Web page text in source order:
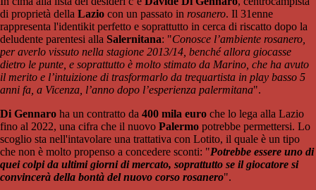
di proprietà della Lazio con un passato in rosanero. Il 31enne
rappresenta l'identikit perfetto e soprattutto in cerca di riscatto dopo la
deludente parentesi alla Salernitana: "Conosce l’ambiente rosanero,
per averlo vissuto nella stagione 2013/14, benché allora giocasse
dietro le punte, e soprattutto è molto stimato da Marino, che ha avuto
il merito e l’intuizione di trasformarlo da trequartista in play basso 5
anni fa, a Vicenza, l’anno dopo l’esperienza palermitana".
Di Gennaro ha un contratto da 400 mila euro che lo lega alla Lazio
fino al 2022, una cifra che il nuovo Palermo potrebbe permettersi. Lo
scoglio sta nell'intavolare una trattativa con Lotito, il quale è un tipo
che non è molto propenso a concedere sconti: "Potrebbe essere uno di
quei colpi da ultimi giorni di mercato, soprattutto se il giocatore si
convincerà della bontà del nuovo corso rosanero".